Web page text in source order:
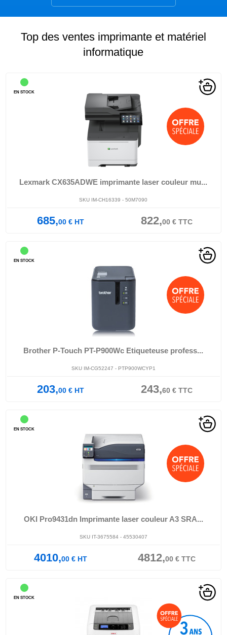
Top des ventes imprimante et matériel
informatique
Lexmark CX635ADWE imprimante laser couleur mu...
SKU IM-CH16339 - 50M7090
685,00€HT 822,00€TTC
EN STOCK
Brother P-Touch PT-P900Wc Etiqueteuse profess...
SKU IM-CG52247 - PTP900WCYP1
203,00€HT 243,60€TTC
EN STOCK
OKI Pro9431dn Imprimante laser couleur A3 SRA...
SKU IT-3675584 - 45530407
4010,00€HT 4812,00€TTC
EN STOCK
EN STOCK